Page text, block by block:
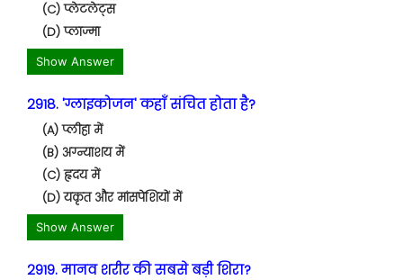
(C) प्लेटलेट्स
(D) प्लाज्मा
Show Answer
2918. 'ग्लाइकोजन' कहाँ संचित होता है?
(A) प्लीहा में
(B) अग्न्याशय में
(C) हृदय में
(D) यकृत और मांसपेशियों में
Show Answer
2919. मानव शरीर की सबसे बड़ी शिरा?